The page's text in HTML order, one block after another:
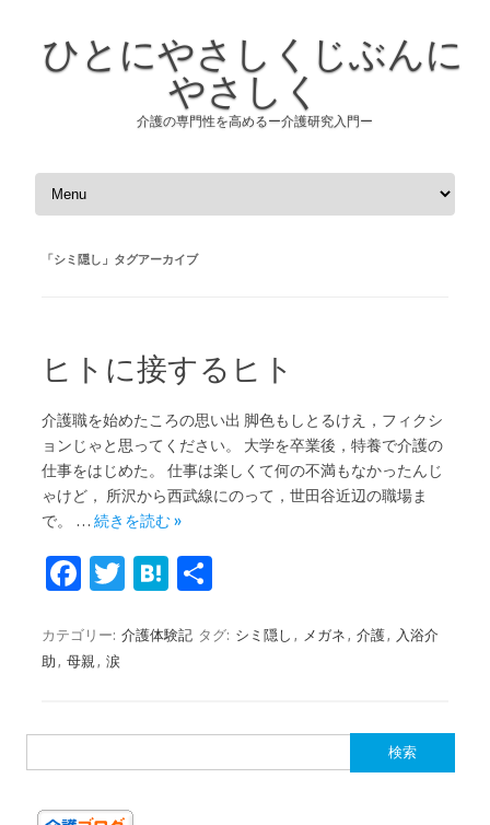
ひとにやさしくじぶんに
やさしく
介護の専門性を高めるー介護研究入門ー
コンテンツへスキップ
「シミ隠し 」タグアーカイブ
ヒトに接するヒト
介護職を始めたころの思い出 脚色もしとるけえ，フィクシ
ョンじゃと思ってください。 大学を卒業後，特養で介護の
仕事をはじめた。 仕事は楽しくて何の不満もなかったんじ
ゃけど， 所沢から西武線にのって，世田谷近辺の職場ま
で。 … 続きを読む »
Fa
e
b
o
k
T
it
H
e
カテゴリー: 介護体験記 タグ: シミ隠し , メガネ , 介護,
入浴介
助 , 母親 , 涙
索: